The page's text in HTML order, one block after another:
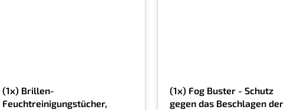
(1x) Brillen-
Feuchtreinigungstücher,
(1x) Fog Buster - Schutz
gegen das Beschlagen der